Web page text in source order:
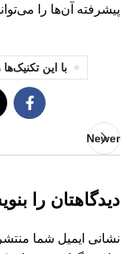
پیشرفته آن‌ها را
با این
Newer
دیدگاهتان را
نشانی ایمیل شما